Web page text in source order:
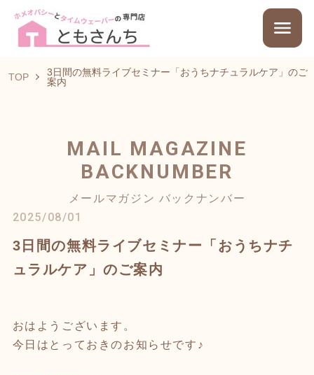
TOP
3日間の無料ライブセミナー「おうちナチュラルケア」のご
案内
MAIL MAGAZINE
BACKNUMBER
メールマガジン バックナンバー
2025/08/01
3日間の無料ライブセミナー「おうちナチ
ュラルケア」のご案内
おはようございます。
今日はとっておきのお知らせです♪